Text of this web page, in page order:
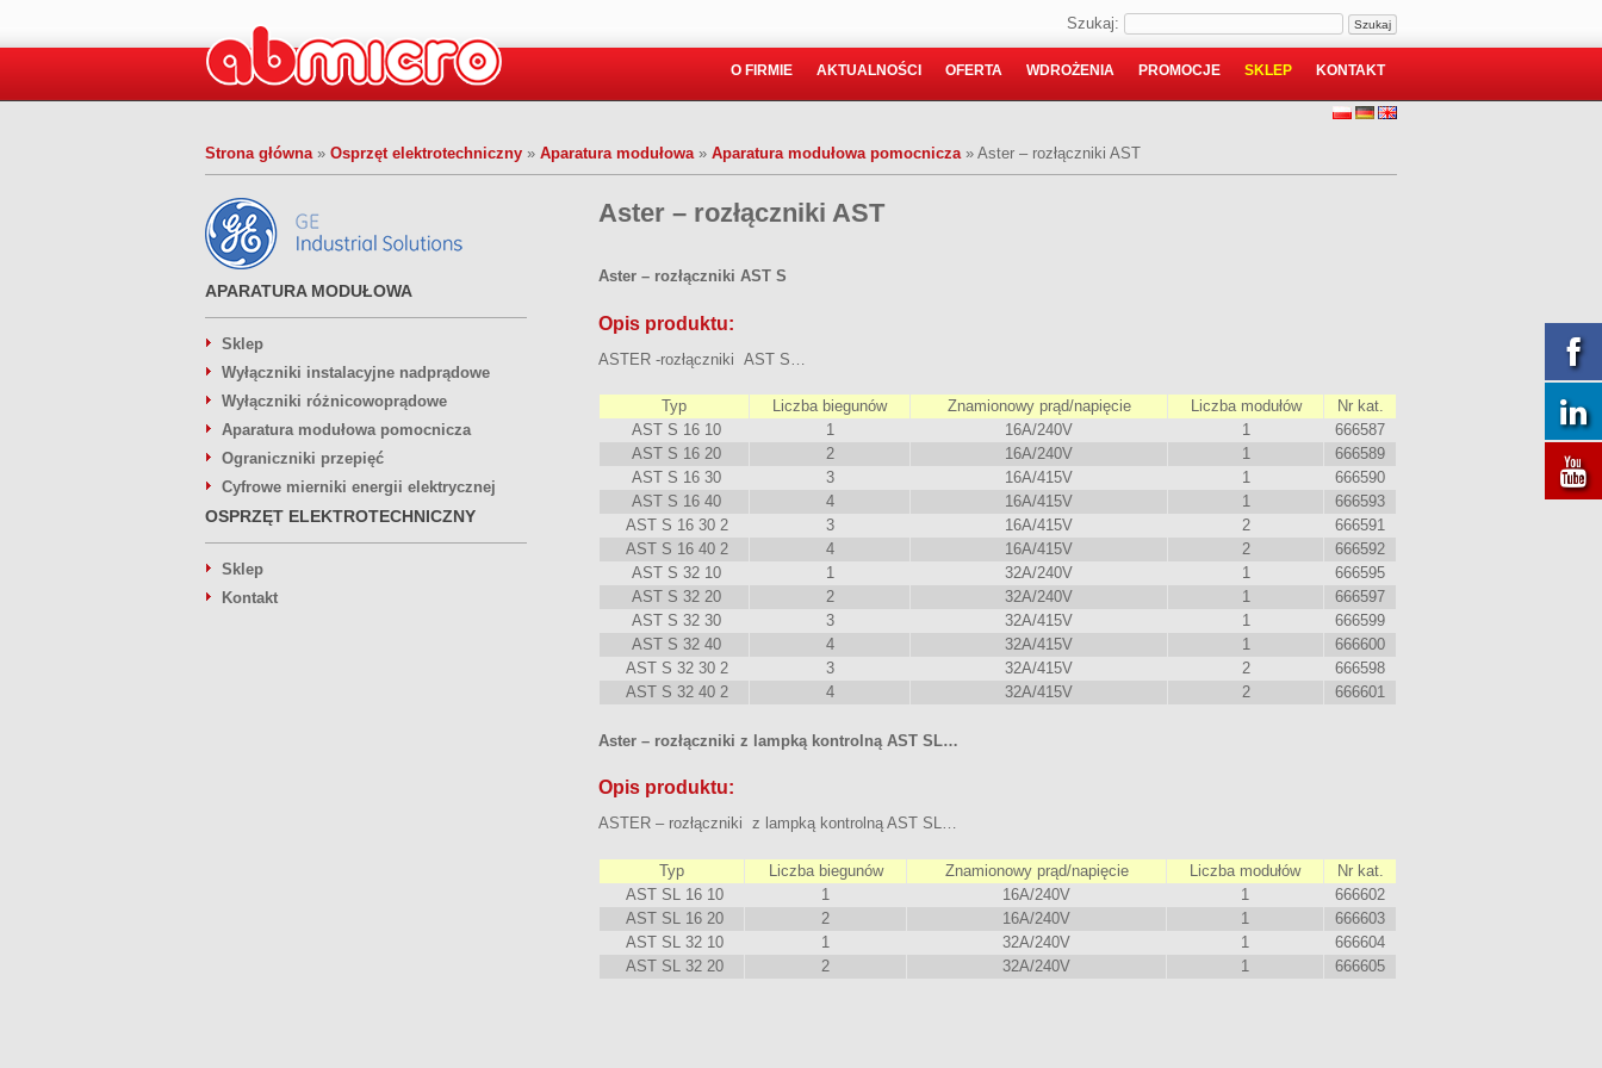
Szukaj:
O FIRMIE AKTUALNOŚCI OFERTA WDROŻENIA PROMOCJE SKLEP KONTAKT
Strona główna» Osprzęt elektrotechniczny » Aparatura modułowa» Aparatura modułowa pomocnicza» Aster – rozłączniki AST
Aster – rozłączniki AST
Aster – rozłączniki AST S
Opis produktu:
ASTER -rozłączniki AST S…
Typ Liczba biegunów Znamionowy prąd/napięcie Liczba modułów
Nr kat.
AST S 16 10
1 16A/240V 1
666587
AST S 16 20
2 16A/240V 1
666589
AST S 16 30
3 16A/415V 1
666590
AST S 16 40
4 16A/415V 1
666593
AST S 16 30 2
3 16A/415V 2
666591
AST S 16 40 2
4 16A/415V 2
666592
AST S 32 10
1 32A/240V 1
666595
AST S 32 20
2 32A/240V 1
666597
AST S 32 30
3 32A/415V 1
666599
AST S 32 40
4 32A/415V 1
666600
AST S 32 30 2
3 32A/415V 2
666598
AST S 32 40 2
4 32A/415V 2 666601
Aster – rozłączniki z lampką kontrolną AST SL…
Opis produktu:
ASTER – rozłączniki z lampką kontrolną AST SL…
Typ Liczba biegunów Znamionowy prąd/napięcie Liczba modułów
Nr kat.
AST SL 16 10
1 16A/240V 1
666602
AST SL 16 20
2 16A/240V 1
666603
AST SL 32 10
1 32A/240V 1
666604
AST SL 32 20
2 32A/240V 1 666605
APARATURA MODUŁOWA
Sklep
Wyłączniki instalacyjne nadprądowe
Wyłączniki różnicowoprądowe
Aparatura modułowa pomocnicza
Ograniczniki przepięć
Cyfrowe mierniki energii elektrycznej
OSPRZĘT ELEKTROTECHNICZNY
Sklep
Kontakt